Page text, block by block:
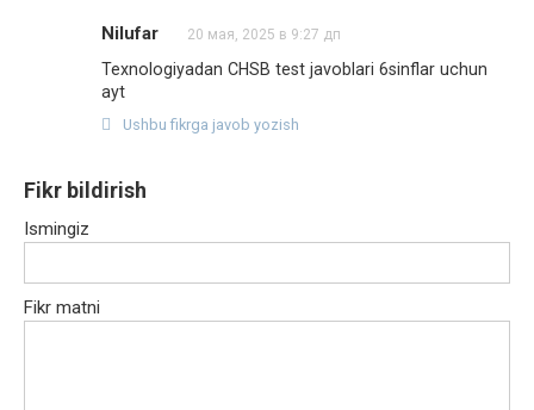
Nilufar 20 мая, 2025 в 9:27 дп
Texnologiyadan CHSB test javoblari 6sinflar uchun
ayt
Ushbu fikrga javob yozish
Fikr bildirish
Ismingiz
Fikr matni